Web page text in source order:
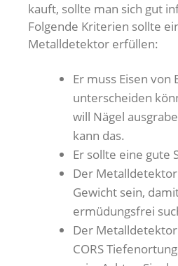
kauft, sollte man sich gut
Folgende Kriterien sollte
Metalldetektor erfüllen:
Er muss Eisen von
unterscheiden
will Nägel
kann das.
Er sollte eine gute
Der
Gewicht sein,
ermüdungsfrei
Der
CORS